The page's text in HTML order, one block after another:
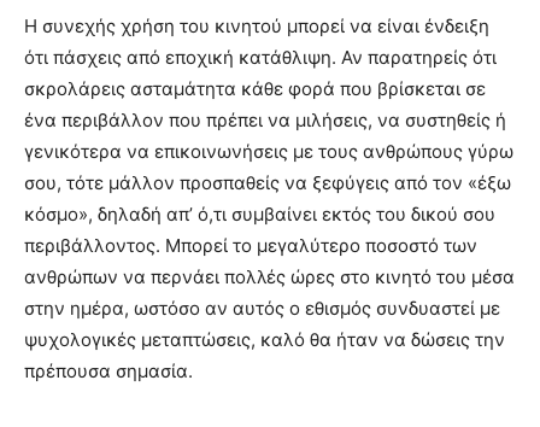
Η συνεχής χρήση του κινητού μπορεί να είναι ένδειξη
ότι πάσχεις από εποχική κατάθλιψη. Αν παρατηρείς ότι
σκρολάρεις ασταμάτητα κάθε φορά που βρίσκεται σε
ένα περιβάλλον που πρέπει να μιλήσεις, να συστηθείς ή
γενικότερα να επικοινωνήσεις με τους ανθρώπους γύρω
σου, τότε μάλλον προσπαθείς να ξεφύγεις από τον «έξω
κόσμο», δηλαδή απ’ ό,τι συμβαίνει εκτός του δικού σου
περιβάλλοντος. Μπορεί το μεγαλύτερο ποσοστό των
ανθρώπων να περνάει πολλές ώρες στο κινητό του μέσα
στην ημέρα, ωστόσο αν αυτός ο εθισμός συνδυαστεί με
ψυχολογικές μεταπτώσεις, καλό θα ήταν να δώσεις την
πρέπουσα σημασία.